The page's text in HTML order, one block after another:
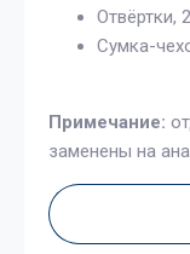
Отвёртки,
Сумка-
Примечание:
заменены на